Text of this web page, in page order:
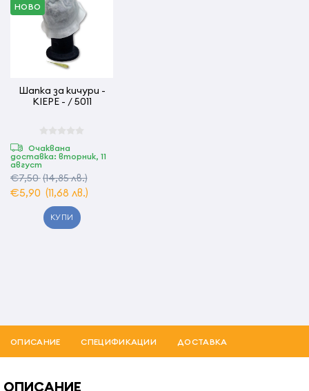
НОВО
Шапка за кичури -
KIEPE - / 5011
Очаквана
доставка: вторник, 11
август
€7,50(14,85 лв.)
€5,90 (11,68 лв.)
КУПИ
ОПИСАНИЕ СПЕЦИФИКАЦИИ ДОСТАВКА
ОПИСАНИЕ